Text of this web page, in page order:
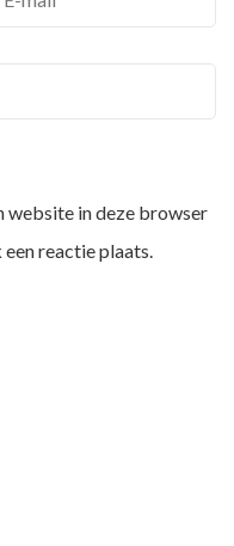
website in deze browser
reactie plaats.